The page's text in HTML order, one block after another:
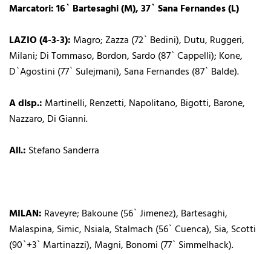
Marcatori: 16` Bartesaghi (M), 37` Sana Fernandes (L)
LAZIO (4-3-3): Magro; Zazza (72` Bedini), Dutu, Ruggeri,
Milani; Di Tommaso, Bordon, Sardo (87` Cappelli); Kone,
D`Agostini (77` Sulejmani), Sana Fernandes (87` Balde).
A disp.: Martinelli, Renzetti, Napolitano, Bigotti, Barone,
Nazzaro, Di Gianni.
All.: Stefano Sanderra
MILAN: Raveyre; Bakoune (56` Jimenez), Bartesaghi,
Malaspina, Simic, Nsiala, Stalmach (56` Cuenca), Sia, Scotti
(90`+3` Martinazzi), Magni, Bonomi (77` Simmelhack).